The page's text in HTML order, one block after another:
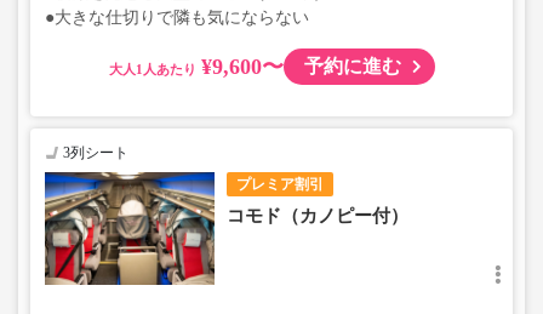
●大きな仕切りで隣も気にならない
大人 ¥9,600〜 予約に進む
プレミア割引
3列シート
コモド（カノピー付）